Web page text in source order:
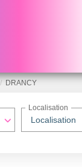
DRANCY
Localisation
Localisation